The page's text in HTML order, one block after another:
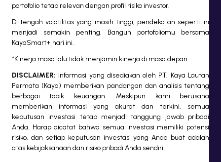
portofolio tetap relevan dengan profil risiko investor.
Di tengah volatilitas yang masih tinggi, pendekatan seperti ini
menjadi semakin penting. Bangun portofoliomu bersama
KayaSmart+ hari ini.
*Kinerja masa lalu tidak menjamin kinerja di masa depan.
DISCLAIMER: Informasi yang disediakan oleh PT. Kaya Lautan
Permata (Kaya) memberikan pandangan dan analisis tentang
berbagai topik keuangan. Meskipun kami berusaha
memberikan informasi yang akurat dan terkini, semua
keputusan investasi tetap menjadi tanggung jawab pribadi
Anda. Harap dicatat bahwa semua investasi memiliki potensi
risiko, dan setiap keputusan investasi yang Anda buat adalah
atas kebijaksanaan dan risiko pribadi Anda sendiri.